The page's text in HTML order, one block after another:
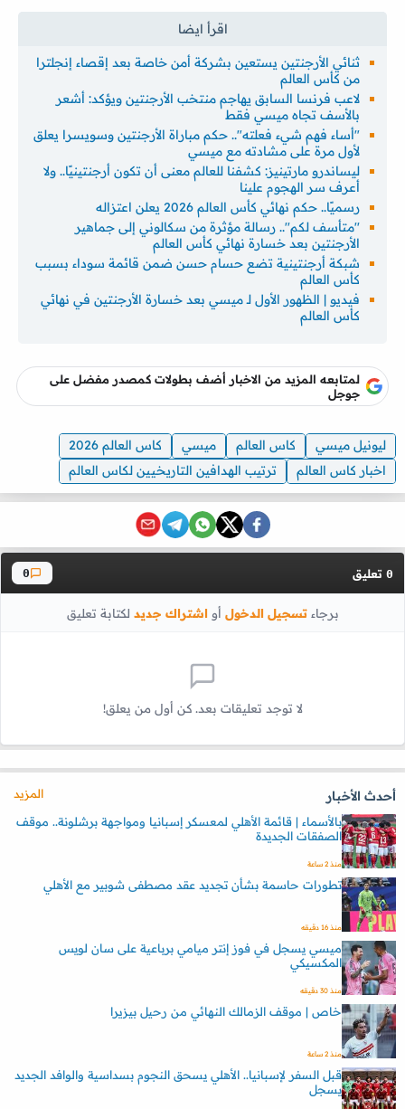
ثنائي الأرجنتين يستعين بشركة أمن خاصة بعد إقصاء إنجلترا
من كأس العالم
لاعب فرنسا السابق يهاجم منتخب الأرجنتين ويؤكد: أشعر
بالأسف تجاه ميسي فقط
"أساء فهم شيء فعلته".. حكم مباراة الأرجنتين وسويسرا يعلق
لأول مرة على مشادته مع ميسي
ليساندرو مارتينيز: كشفنا للعالم معنى أن تكون أرجنتينيًا.. ولا
أعرف سر الهجوم علينا
رسميًا.. حكم نهائي كأس العالم 2026 يعلن اعتزاله
''متأسف لكم''.. رسالة مؤثرة من سكالوني إلى جماهير
الأرجنتين بعد خسارة نهائي كأس العالم
شبكة أرجنتينية تضع حسام حسن ضمن قائمة سوداء بسبب
كأس العالم
فيديو | الظهور الأول لـ ميسي بعد خسارة الأرجنتين في نهائي
كأس العالم
لمتابعه المزيد من الاخبار أضف بطولات كمصدر مفضل على
جوجل
ليونيل ميسي كاس العالم ميسي
كاس العالم 2026
اخبار كاس العالم
ترتيب الهدافين التاريخيين لكاس العالم
0 تعليق 0
برجاءتسجيل الدخول أواشتراك جديد لكتابة تعليق
لا توجد تعليقات بعد. كن أول من يعلق!
أحدث الأخبار
المزيد
بالأسماء | قائمة الأهلي لمعسكر إسبانيا ومواجهة برشلونة.. موقف
الصفقات الجديدة
منذ 2 ساعة
تطورات حاسمة بشأن تجديد عقد مصطفى شوبير مع الأهلي
منذ 16 دقيقه
ميسي يسجل في فوز إنتر ميامي برباعية على سان لويس
المكسيكي
منذ 30 دقيقه
خاص | موقف الزمالك النهائي من رحيل بيزيرا
منذ 2 ساعة
قبل السفر لإسبانيا.. الأهلي يسحق النجوم بسداسية والوافد الجديد
يسجل